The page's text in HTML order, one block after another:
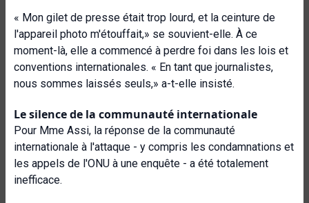
« Mon gilet de presse était trop lourd, et la ceinture de
l'appareil photo m'étouffait,» se souvient-elle. À ce
moment-là, elle a commencé à perdre foi dans les lois et
conventions internationales. « En tant que journalistes,
nous sommes laissés seuls,» a-t-elle insisté.
Le silence de la communauté internationale
Pour Mme Assi, la réponse de la communauté
internationale à l'attaque - y compris les condamnations et
les appels de l'ONU à une enquête - a été totalement
inefficace.